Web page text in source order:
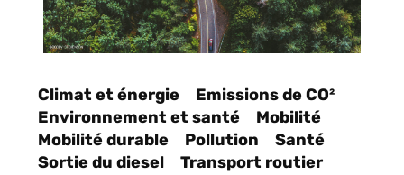
Climat et énergie
Emissions de CO²
Environnement et santé
Mobilité
Mobilité durable
Pollution
Santé
Sortie du diesel
Transport routier